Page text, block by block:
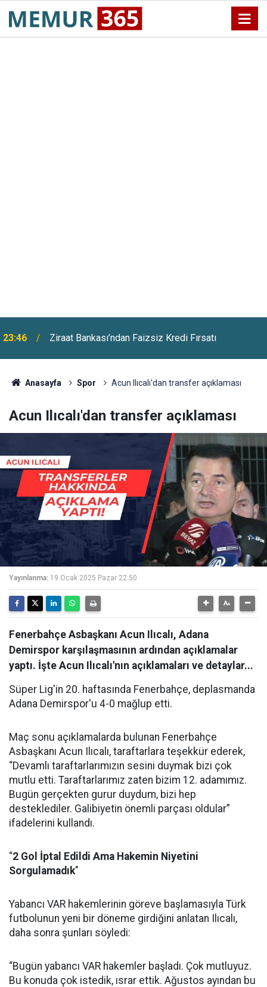
23:46 Ziraat Bankası’ndan Faizsiz Kredi Fırsatı
Anasayfa Spor Acun Ilıcalı'dan transfer açıklaması
Acun Ilıcalı'dan transfer açıklaması
Yayınlanma: 19 Ocak 2025 Pazar 22:50
Fenerbahçe Asbaşkanı Acun Ilıcalı, Adana
Demirspor karşılaşmasının ardından açıklamalar
yaptı. İşte Acun Ilıcalı'nın açıklamaları ve detaylar...
Süper Lig'in 20. haftasında Fenerbahçe, deplasmanda
Adana Demirspor'u 4-0 mağlup etti.
Maç sonu açıklamalarda bulunan Fenerbahçe
Asbaşkanı Acun Ilıcalı, taraftarlara teşekkür ederek,
“Devamlı taraftarlarımızın sesini duymak bizi çok
mutlu etti. Taraftarlarımız zaten bizim 12. adamımız.
Bugün gerçekten gurur duydum, bizi hep
desteklediler. Galibiyetin önemli parçası oldular”
ifadelerini kullandı.
“2 Gol İptal Edildi Ama Hakemin Niyetini
Sorgulamadık"
Yabancı VAR hakemlerinin göreve başlamasıyla Türk
futbolunun yeni bir döneme girdiğini anlatan Ilıcalı,
daha sonra şunları söyledi:
“Bugün yabancı VAR hakemler başladı. Çok mutluyuz.
Bu konuda çok istedik, ısrar ettik. Ağustos ayından bu